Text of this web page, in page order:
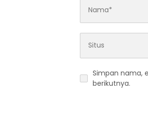
Simpan nama,
berikutnya.